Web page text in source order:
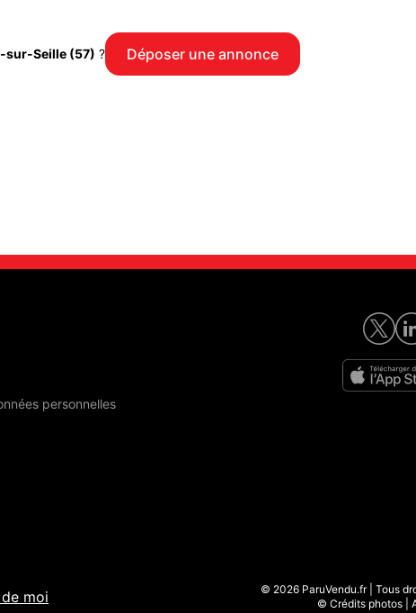
sur-Seille (57) ? Déposer une annonce
personnelles
moi
© 2026 ParuVendu.fr | Tous
© Crédits photos |